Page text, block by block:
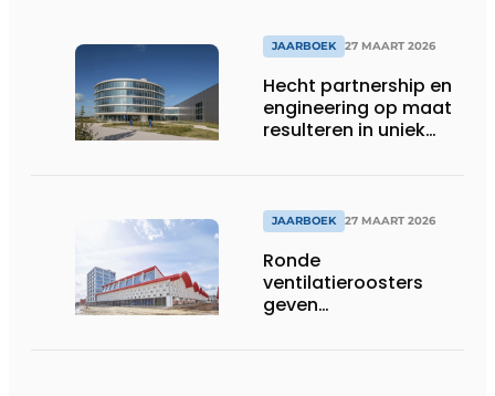
JAARBOEK 27 MAART 2026
Hecht partnership en
engineering op maat
resulteren in uniek
JAARBOEK 27 MAART 2026
Ronde
ventilatieroosters
geven